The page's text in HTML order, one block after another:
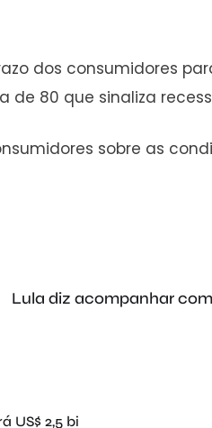
dos consumidores
de 80 que sinaliza
sobre as
Lula diz acompanhar
US$ 2,5 bi